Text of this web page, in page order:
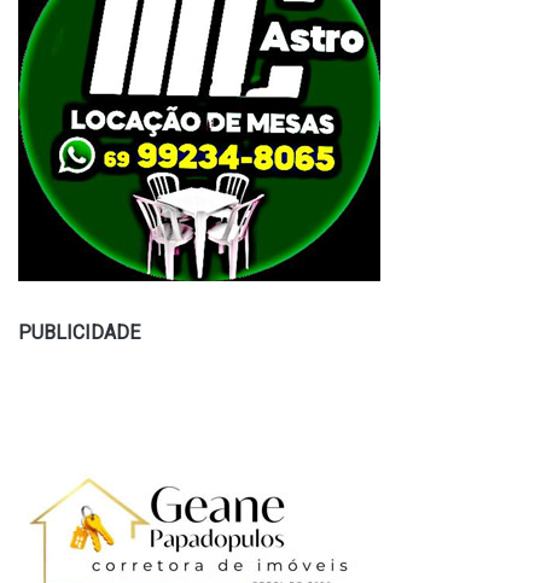
PUBLICIDADE